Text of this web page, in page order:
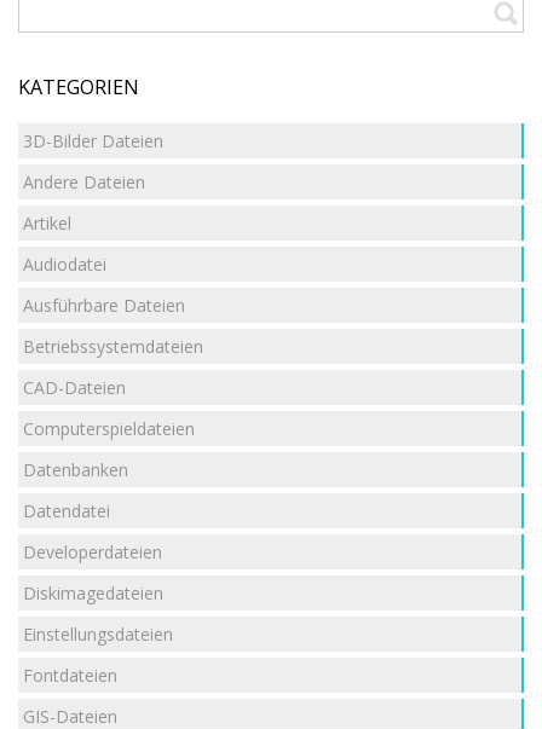
KATEGORIEN
3D-Bilder Dateien
Andere Dateien
Artikel
Audiodatei
Ausführbare Dateien
Betriebssystemdateien
CAD-Dateien
Computerspieldateien
Datenbanken
Datendatei
Developerdateien
Diskimagedateien
Einstellungsdateien
Fontdateien
GIS-Dateien